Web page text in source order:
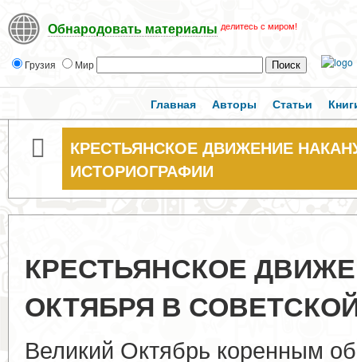
Обнародовать материалы делитесь с миром!
Грузия Мир
Главная Авторы Статьи
КРЕСТЬЯНСКОЕ ДВИЖЕНИЕ
ИСТОРИОГРАФИИ
КРЕСТЬЯНСКОЕ
ОКТЯБРЯ В
Великий Октябрь коренным